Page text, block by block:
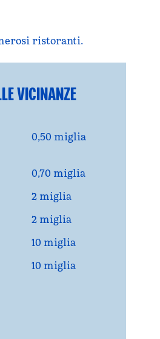
ristoranti.
VICINANZE
0,50 miglia
0,70 miglia
2 miglia
2 miglia
10 miglia
10 miglia